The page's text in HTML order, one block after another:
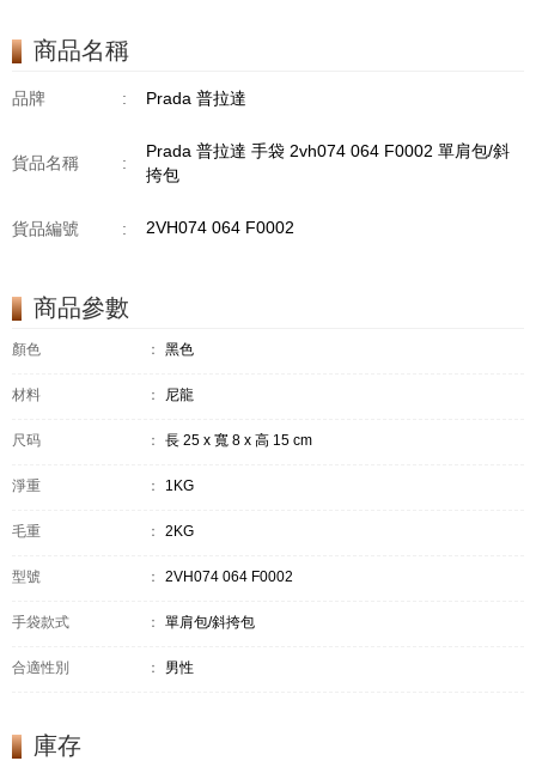
商品名稱
品牌 : Prada 普拉達
貨品名稱 :
Prada 普拉達 手袋 2vh074 064 F0002 單肩包/斜
挎包
貨品編號 : 2VH074 064 F0002
商品參數
顏色 ： 黑色
材料 ： 尼龍
尺码 ： 長 25 x 寬 8 x 高 15 cm
淨重 ： 1KG
毛重 ： 2KG
型號 ： 2VH074 064 F0002
手袋款式 ： 單肩包/斜挎包
合適性別 ： 男性
庫存